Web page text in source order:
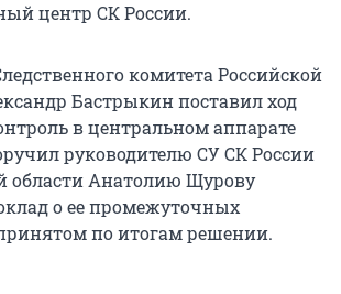
центр СК России.
комитета Российской
Бастрыкин поставил ход
в центральном аппарате
руководителю СУ СК России
области Анатолию Щурову
о ее промежуточных
по итогам решении.